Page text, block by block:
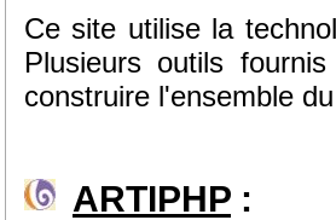
Ce site utilise la
Plusieurs outils
construire l'ensemble
ARTIPHP :